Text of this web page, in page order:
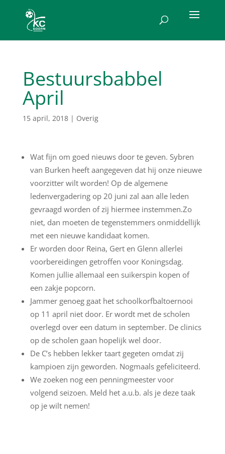
Bestuursbabbel
April
15 april, 2018| Overig
Wat fijn om goed nieuws door te geven. Sybren
van Burken heeft aangegeven dat hij onze nieuwe
voorzitter wilt worden! Op de algemene
ledenvergadering op 20 juni zal aan alle leden
gevraagd worden of zij hiermee instemmen.Zo
niet, dan moeten de tegenstemmers onmiddellijk
met een nieuwe kandidaat komen.
Er worden door Reina, Gert en Glenn allerlei
voorbereidingen getroffen voor Koningsdag.
Komen jullie allemaal een suikerspin kopen of
een zakje popcorn.
Jammer genoeg gaat het schoolkorfbaltoernooi
op 11 april niet door. Er wordt met de scholen
overlegd over een datum in september. De clinics
op de scholen gaan hopelijk wel door.
De C’s hebben lekker taart gegeten omdat zij
kampioen zijn geworden. Nogmaals gefeliciteerd.
We zoeken nog een penningmeester voor
volgend seizoen. Meld het a.u.b. als je deze taak
op je wilt nemen!